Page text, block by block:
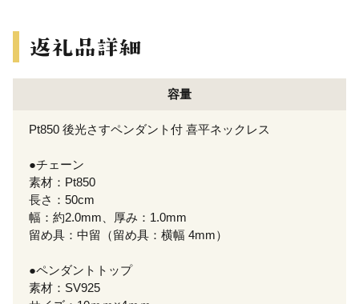
容量
Pt850 後光さすペンダント付 喜平ネックレス
●チェーン
素材：Pt850
長さ：50cm
幅：約2.0mm、厚み：1.0mm
留め具：中留（留め具：横幅 4mm）
●ペンダントトップ
素材：SV925